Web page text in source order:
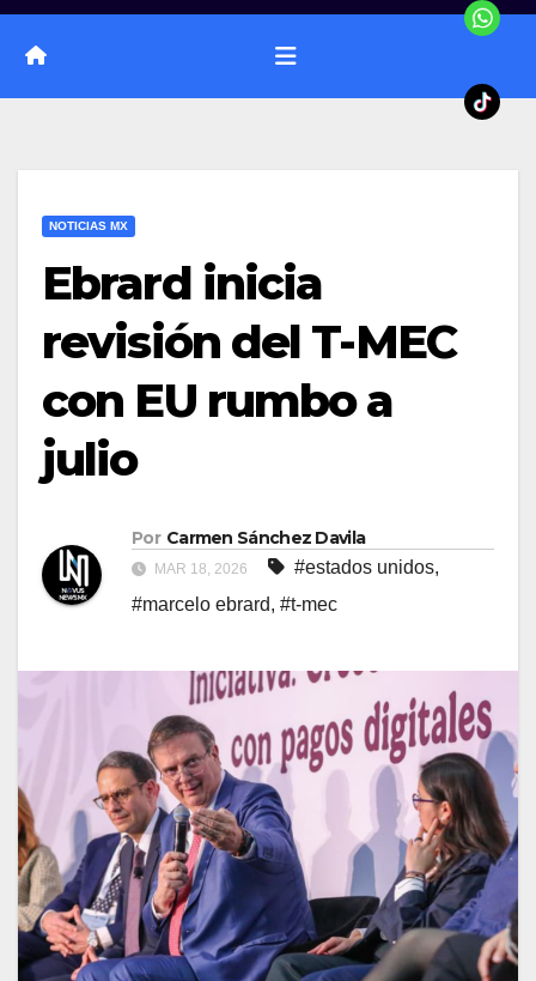
NOTICIAS MX
Ebrard inicia
revisión del T-MEC
con EU rumbo a
julio
Por Carmen Sánchez Davila
MAR 18, 2026 #estados unidos,
#marcelo ebrard, #t-mec